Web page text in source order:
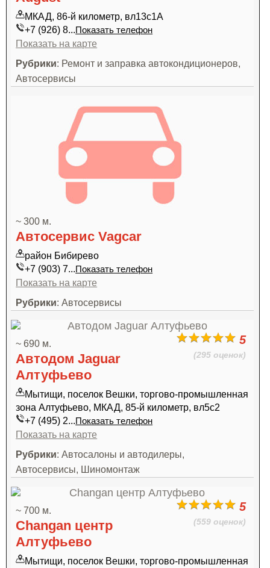
МКАД, 86-й километр, вл13с1А
+7 (926) 8...Показать телефон
Показать на карте
Рубрики: Ремонт и заправка автокондиционеров,
Автосервисы
~ 300 м.
Автосервис Vagcar
район Бибирево
+7 (903) 7...Показать телефон
Показать на карте
Рубрики: Автосервисы
5
(295 оценок)
~ 690 м.
Автодом Jaguar
Алтуфьево
Мытищи, поселок Вешки, торгово-промышленная
зона Алтуфьево, МКАД, 85-й километр, вл5с2
+7 (495) 2...Показать телефон
Показать на карте
Рубрики: Автосалоны и автодилеры,
Автосервисы, Шиномонтаж
5
(559 оценок)
~ 700 м.
Changan центр
Алтуфьево
Мытищи, поселок Вешки, торгово-промышленная